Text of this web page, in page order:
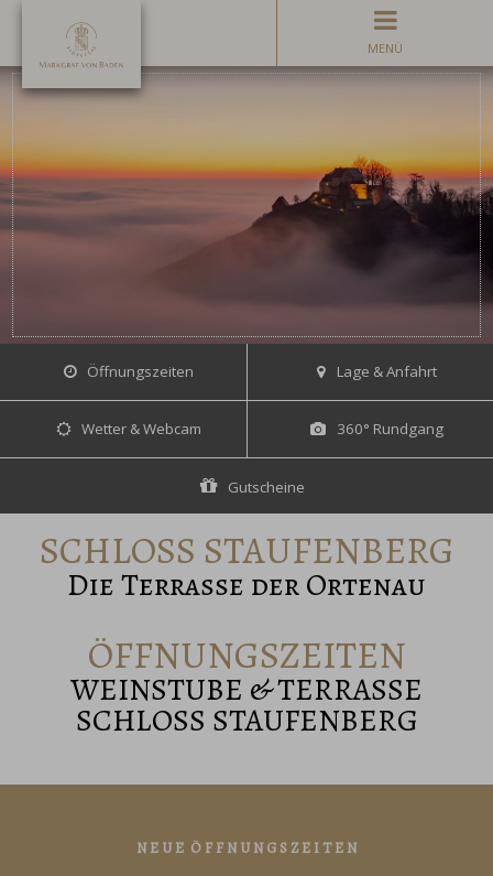
MENÜ
Öffnungszeiten Lage & Anfahrt
Wetter & Webcam 360° Rundgang
Gutscheine
SCHLOSS STAUFENBERG
Die Terrasse der Ortenau
ÖFFNUNGSZEITEN
WEINSTUBE & TERRASSE
SCHLOSS STAUFENBERG
N E U E Ö F F N U N G S Z E I T E N